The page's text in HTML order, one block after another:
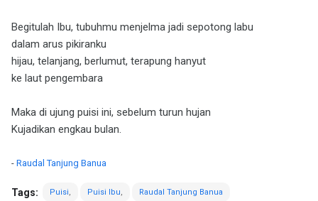
Begitulah Ibu, tubuhmu menjelma jadi sepotong labu
dalam arus pikiranku
hijau, telanjang, berlumut, terapung hanyut
ke laut pengembara
Maka di ujung puisi ini, sebelum turun hujan
Kujadikan engkau bulan.
- Raudal Tanjung Banua
Tags: Puisi Puisi Ibu Raudal Tanjung Banua